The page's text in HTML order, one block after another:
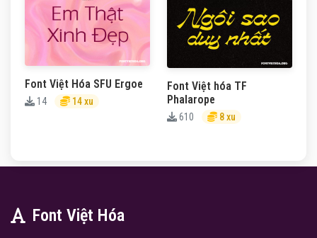
Font Việt Hóa SFU Ergoe
14 14 xu
Font Việt hóa TF
Phalarope
610 8 xu
Font Việt Hóa